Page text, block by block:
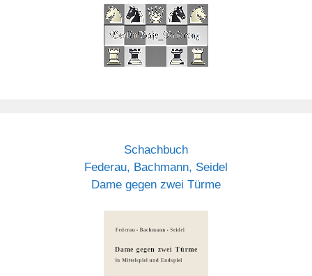
Schachbuch
Federau, Bachmann, Seidel
Dame gegen zwei Türme